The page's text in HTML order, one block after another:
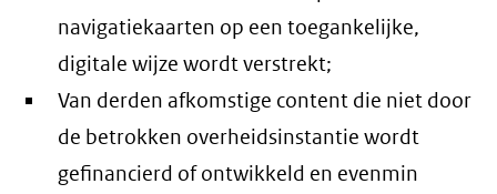
navigatiekaarten op een toegankelijke,
digitale wijze wordt verstrekt;
Van derden afkomstige content die niet door
de betrokken overheidsinstantie wordt
gefinancierd of ontwikkeld en evenmin